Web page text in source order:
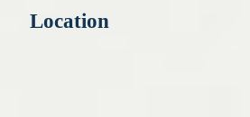
Location